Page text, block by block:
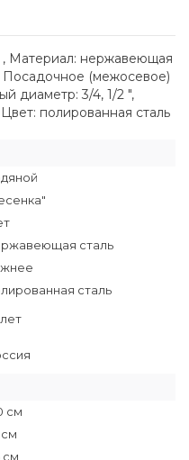
Материал: нержавеющая
(межосевое)
диаметр: 3/4, 1/2 ",
полированная сталь
сталь
сталь
см
см
см